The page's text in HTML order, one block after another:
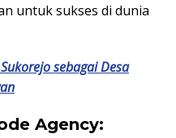
untuk sukses di dunia
sebagai Desa
Agency: